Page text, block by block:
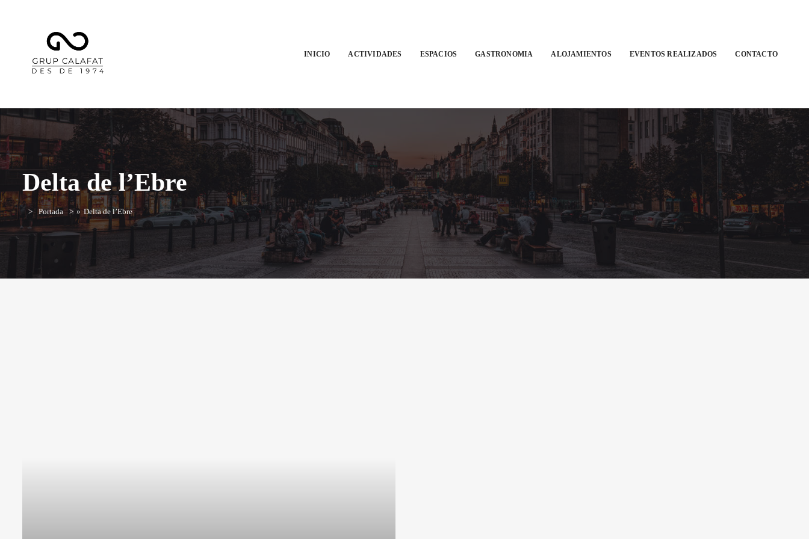
INICIO ACTIVIDADES ESPACIOS GASTRONOMIA ALOJAMIENTOS EVENTOS REALIZADOS CONTACTO
Delta de l’Ebre
Portada » Delta de l’Ebre